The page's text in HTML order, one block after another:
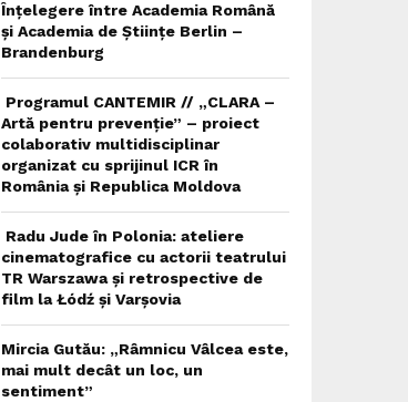
Înțelegere între Academia Română
și Academia de Științe Berlin –
Brandenburg
Programul CANTEMIR // „CLARA –
Artă pentru prevenție” – proiect
colaborativ multidisciplinar
organizat cu sprijinul ICR în
România și Republica Moldova
Radu Jude în Polonia: ateliere
cinematografice cu actorii teatrului
TR Warszawa și retrospective de
film la Łódź și Varșovia
Mircia Gutău: „Râmnicu Vâlcea este,
mai mult decât un loc, un
sentiment”